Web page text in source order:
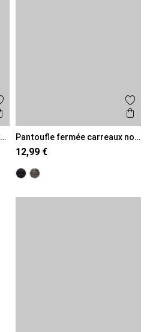
aux favoris
Aperçu rapide
Pantoufle fermée carreaux noir
(40-46)
12,99 €